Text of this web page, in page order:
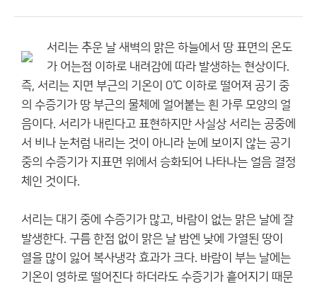
서리는 추운 날 새벽의 맑은 하늘에서 땅 표면의 온도
가 어는점 이하로 내려감에 따라 발생하는 현상이다.
즉, 서리는 지면 부근의 기온이 0℃ 이하로 떨어져 공기 중
의 수증기가 땅 부근의 물체에 얼어붙는 흰 가루 모양의 얼
음이다. 서리가 내린다고 표현하지만 사실상 서리는 공중에
서 비나 눈처럼 내리는 것이 아니라 눈에 보이지 않는 공기
중의 수증기가 지표면 위에서 승화되어 나타나는 얼음 결정
체인 것이다.
서리는 대기 중에 수증기가 많고, 바람이 없는 맑은 날에 잘
발생한다. 구름 한점 없이 맑은 날 밤엔 낮에 가열된 땅이
열을 많이 잃어 복사냉각 효과가 크다. 바람이 부는 날에는
기온이 영하로 떨어진다 하더라도 수증기가 흩어지기 때문